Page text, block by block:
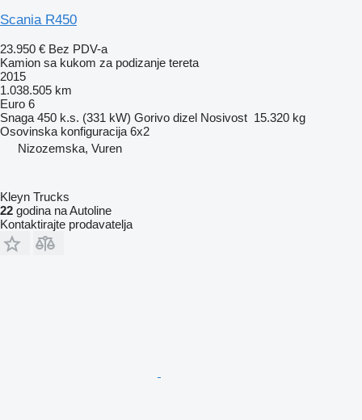
Scania R450
23.950 € Bez PDV-a
Kamion sa kukom za podizanje tereta
2015
1.038.505 km
Euro 6
Snaga 450 k.s. (331 kW) Gorivo dizel Nosivost 15.320 kg
Osovinska konfiguracija 6x2
Nizozemska, Vuren
Kleyn Trucks
22 godina na Autoline
Kontaktirajte prodavatelja